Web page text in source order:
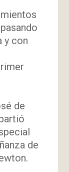
y con
de
de